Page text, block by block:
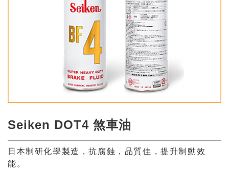
Seiken DOT4 煞車油
日本制研化學製造，抗腐蝕，品質佳，提升制動效
能。